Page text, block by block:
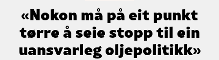
«Nokon må på eit punkt
tørre å seie stopp til ein
uansvarleg oljepolitikk»